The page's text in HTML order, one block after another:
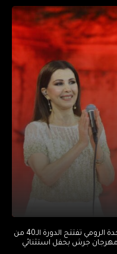
ماجدة الرومي تفتتح الدورة الـ40 من
مهرجان جرش بحفل استثنائي